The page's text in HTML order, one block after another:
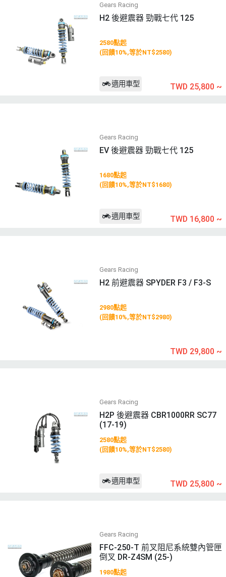
Gears Racing
H2 後避震器 勁戰七代 125
2580點起
(回饋10%,等於NT$2580)
適用車型 TWD 25,800 ~
Gears Racing
EV 後避震器 勁戰七代 125
1680點起
(回饋10%,等於NT$1680)
適用車型 TWD 16,800 ~
Gears Racing
H2 前避震器 SPYDER F3 / F3-S
2980點起
(回饋10%,等於NT$2980)
TWD 29,800 ~
Gears Racing
H2P 後避震器 CBR1000RR SC77
(17-19)
2580點起
(回饋10%,等於NT$2580)
適用車型 TWD 25,800 ~
Gears Racing
FFC-250-T 前叉阻尼系統雙內管匣
倒叉 DR-Z4SM (25-)
1980點起